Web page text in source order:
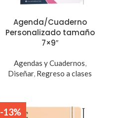
Agenda/Cuaderno
Personalizado tamaño
7×9″
Agendas y Cuadernos,
Diseñar, Regreso a clases
-13%